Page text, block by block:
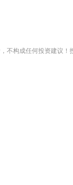
不构成任何投资建议！